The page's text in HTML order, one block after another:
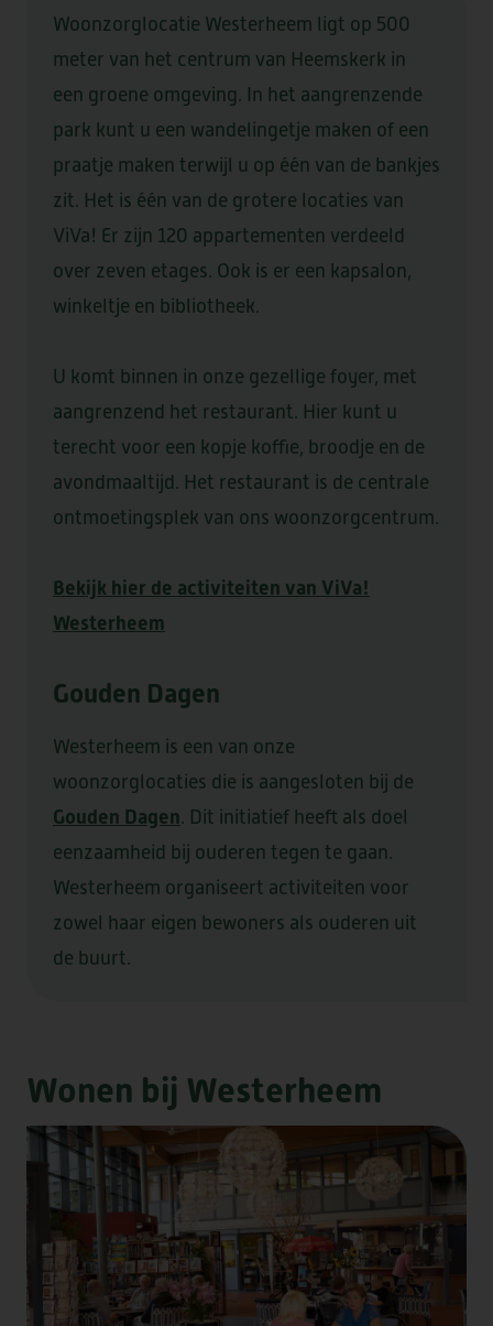
STRAMMERZOOM
DE MARKE
BOOGAERT DE SANTMARK
HEEMSWIJK MEERSTATE
SINT AGNES
FORUM II
DE LOET OVERKERCK
GEESTERHEEM
NIEUWS & SAMENWERKINGEN
VRAGEN OF INFORMATIE NODIG?
COMPLIMENT OF KLACHT?
DOWNLOADS VERWIJZERS
VRIJWILLIGERS
WERKEN BIJ
Woonzorglocatie Westerheem ligt op 500
meter van het centrum van Heemskerk in
een groene omgeving. In het aangrenzende
park kunt u een wandelingetje maken of een
praatje maken terwijl u op één van de bankjes
zit. Het is één van de grotere locaties van
ViVa! Er zijn 120 appartementen verdeeld
over zeven etages. Ook is er een kapsalon,
winkeltje en bibliotheek.
U komt binnen in onze gezellige foyer, met
aangrenzend het restaurant. Hier kunt u
terecht voor een kopje koffie, broodje en de
avondmaaltijd. Het restaurant is de centrale
ontmoetingsplek van ons woonzorgcentrum.
Bekijk hier de activiteiten van ViVa!
Westerheem
Gouden Dagen
Westerheem is een van onze
woonzorglocaties die is aangesloten bij de
Gouden Dagen. Dit initiatief heeft als doel
eenzaamheid bij ouderen tegen te gaan.
Westerheem organiseert activiteiten voor
zowel haar eigen bewoners als ouderen uit
de buurt.
Wonen bij Westerheem